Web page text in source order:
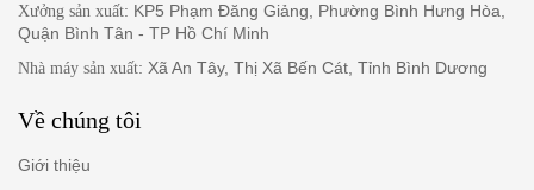
Xưởng sản xuất: KP5 Phạm Đăng Giảng, Phường Bình Hưng Hòa,
Quận Bình Tân - TP Hồ Chí Minh
Nhà máy sản xuất: Xã An Tây, Thị Xã Bến Cát, Tỉnh Bình Dương
Về chúng tôi
Giới thiệu